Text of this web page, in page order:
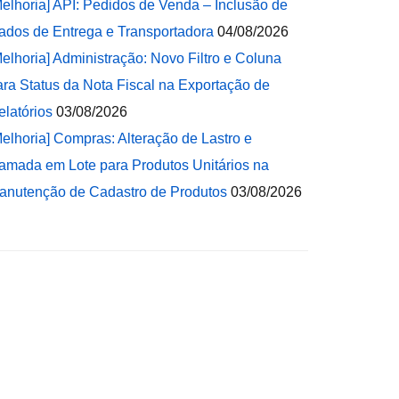
API: Pedidos de Venda – Inclusão de
de Entrega e Transportadora 04/08/2026
Administração: Novo Filtro e Coluna
Status da Nota Fiscal na Exportação de
03/08/2026
Compras: Alteração de Lastro e
em Lote para Produtos Unitários na
de Cadastro de Produtos 03/08/2026